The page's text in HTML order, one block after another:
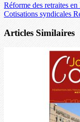
Réforme des retraites en
Cotisations syndicales
Articles Similaires